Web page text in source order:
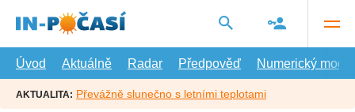
hlavní
Úvod
Aktuálně Radar Předpověď Numerický model
AKTUALITA: Převážně slunečno s letními teplotami